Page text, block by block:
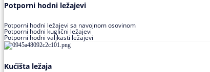
Potporni hodni ležajevi
Potporni hodni ležajevi sa navojnom osovinom
Potporni hodni kuglični ležajevi
Potporni hodni valjkasti ležajevi
Kućišta ležaja